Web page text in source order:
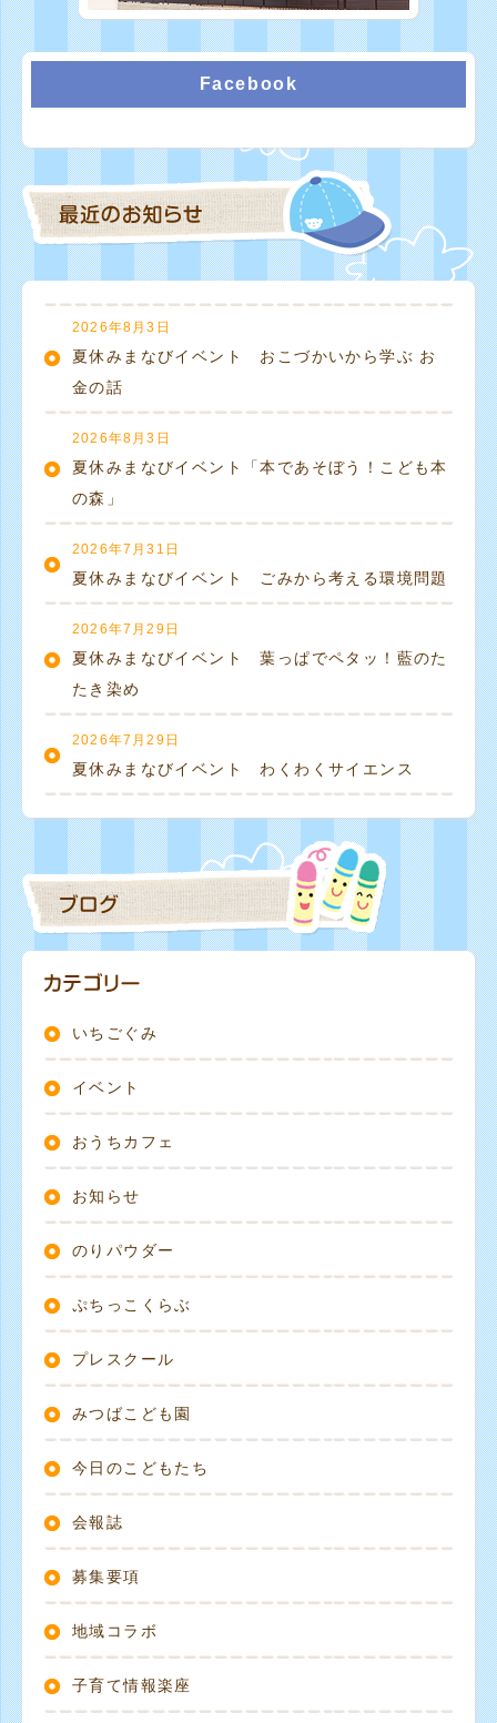
Facebook
2026年8月3日
夏休みまなびイベント おこづかいから学ぶ お
金の話
2026年8月3日
夏休みまなびイベント「本であそぼう！こども本
の森」
2026年7月31日
夏休みまなびイベント ごみから考える環境問題
2026年7月29日
夏休みまなびイベント 葉っぱでペタッ！藍のた
たき染め
2026年7月29日
夏休みまなびイベント わくわくサイエンス
いちごぐみ
イベント
おうちカフェ
お知らせ
のりパウダー
ぷちっこくらぶ
プレスクール
みつばこども園
今日のこどもたち
会報誌
募集要項
地域コラボ
子育て情報楽座